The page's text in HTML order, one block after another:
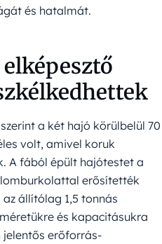
és hatalmát.
a két hajó körülbelül 70
volt, amivel koruk
A fából épült hajótestet a
erősítették
állítólag 1,5 tonnás
és kapacitásukra
erőforrás-